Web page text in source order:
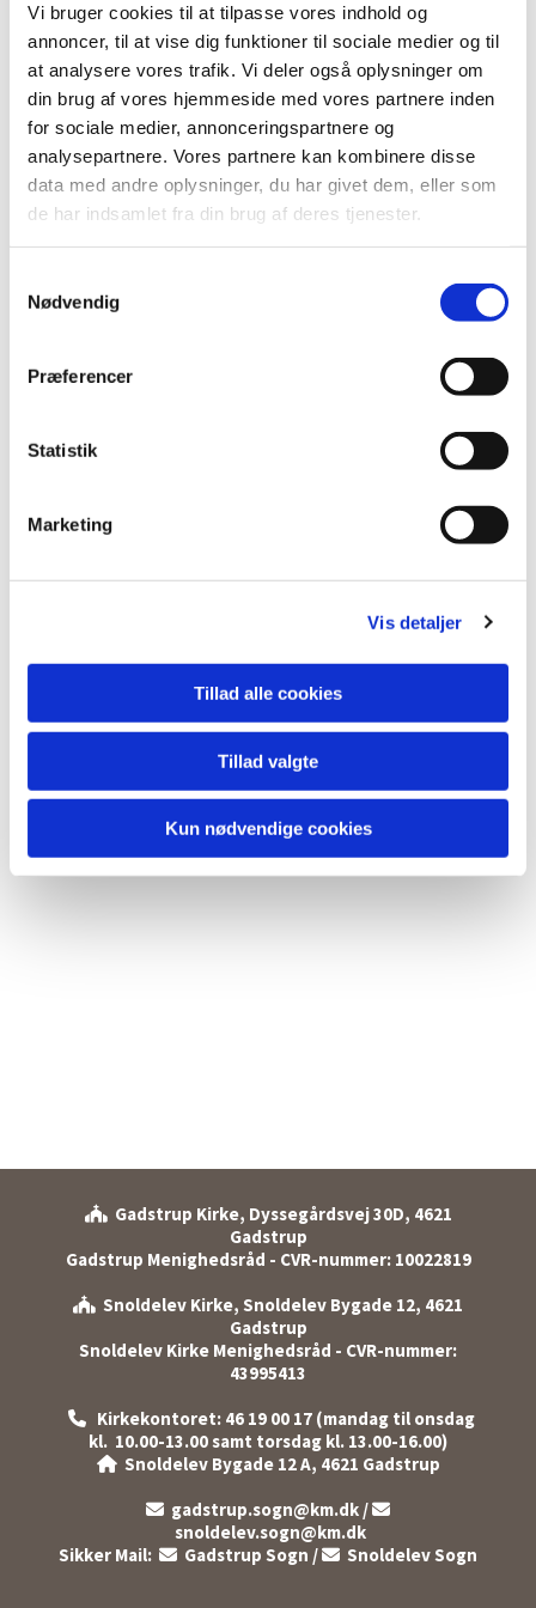
Vi bruger cookies til at tilpasse vores indhold og
annoncer, til at vise dig funktioner til sociale medier og til
at analysere vores trafik. Vi deler også oplysninger om
din brug af vores hjemmeside med vores partnere inden
for sociale medier, annonceringspartnere og
analysepartnere. Vores partnere kan kombinere disse
data med andre oplysninger, du har givet dem, eller som
de har indsamlet fra din brug af deres tjenester.
Nødvendig
Præferencer
Statistik
Marketing
Vis detaljer
Tillad alle cookies
Tillad valgte
Kun nødvendige cookies
Du vil måske også kunne
Gadstrup Kirke, Dyssegårdsvej 30D, 4621
Gadstrup
Gadstrup Menighedsråd - CVR-nummer: 10022819
 Snoldelev Kirke, Snoldelev Bygade 12, 4621
Gadstrup
Snoldelev Kirke Menighedsråd - CVR-nummer:
43995413

Kirkekontoret: 46 19 00 17 (mandag til onsdag
kl. 10.00-13.00 samt torsdag kl. 13.00-16.00)
Snoldelev Bygade 12 A, 4621 Gadstrup
 gadstrup.sogn@km.dk / 
snoldelev.sogn@km.dk
Sikker Mail:  Gadstrup Sogn /  Snoldelev Sogn